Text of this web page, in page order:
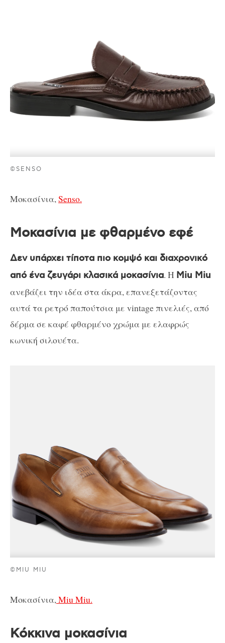
©SENSO
Μοκασίνια,Senso.
Μοκασίνια με φθαρμένο εφέ
Δεν υπάρχει τίποτα πιο κομψό και διαχρονικό
από ένα ζευγάρι κλασικά μοκασίνια. Η Miu Miu
ανεβάζει την ιδέα στα άκρα, επανεξετάζοντας
αυτά τα ρετρό παπούτσια με vintage πινελιές, από
δέρμα σε καφέ φθαρμένο χρώμα με ελαφρώς
κωνική σιλουέτα.
©MIU MIU
Μοκασίνια,Miu Miu.
Κόκκινα μοκασίνια